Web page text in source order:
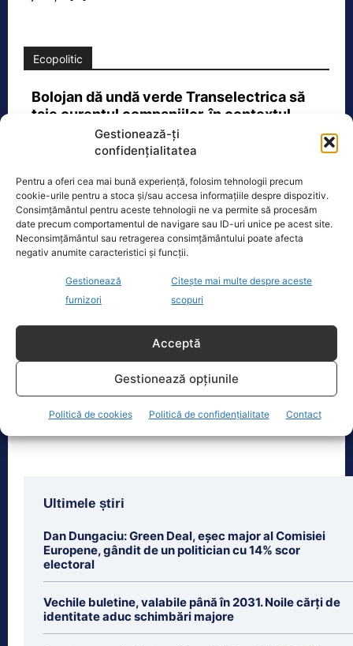
Gestionează-ți
confidențialitatea
Pentru a oferi cea mai bună experiență, folosim tehnologii precum
cookie-urile pentru a stoca și/sau accesa informațiile despre dispozitiv.
Consimțământul pentru aceste tehnologii ne va permite să procesăm
date precum comportamentul de navigare sau ID-uri unice pe acest site.
Neconsimțământul sau retragerea consimțământului poate afecta
negativ anumite caracteristici și funcții.
Gestionează
furnizori
Citește mai multe despre aceste
scopuri
Acceptă
Gestionează opțiunile
Politică de cookies Politică de confidențialitate Contact
Ecopolitic
Bolojan dă undă verde Transelectrica să
taie curentul companiilor, în contextul…
Ilie Bolojan a transmis astăzi că va da
undă verde Transelectrica să taie
actualei crize energetice[...]
Oficiul de Știri
concertele…
Zilele Ploieștiului, organizate în
orașului trei seri de concert, un
spectacol impresionant cu drone[...]
Ultimele știri
Dan Dungaciu: Green Deal, eșec major al Comisiei
Europene, gândit de un politician cu 14% scor
electoral
Vechile buletine, valabile până în 2031. Noile cărți de
identitate aduc schimbări majore